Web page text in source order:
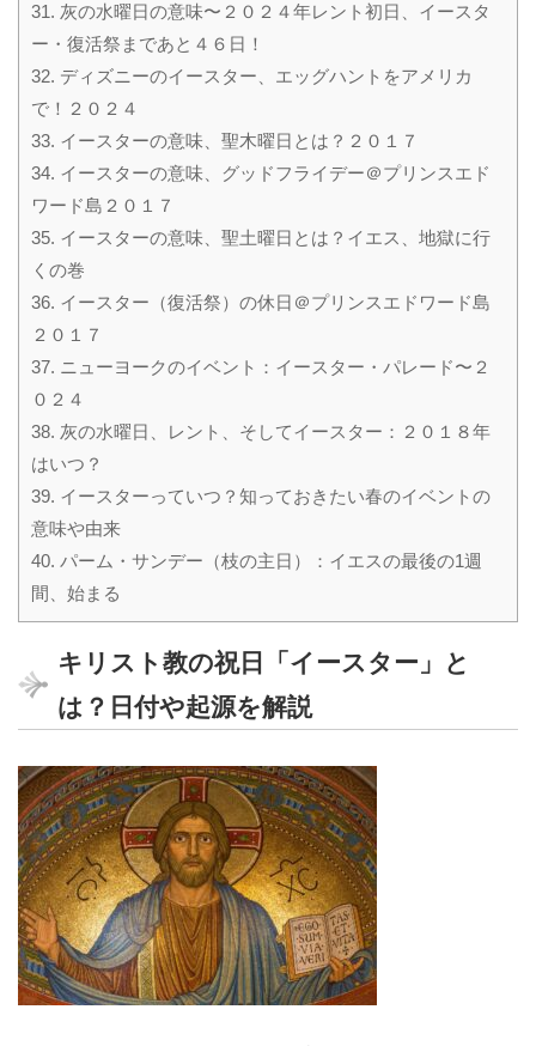
31. 灰の水曜日の意味〜２０２４年レント初日、イースタ
ー・復活祭まであと４６日！
32. ディズニーのイースター、エッグハントをアメリカ
で！２０２４
33. イースターの意味、聖木曜日とは？２０１７
34. イースターの意味、グッドフライデー＠プリンスエド
ワード島２０１７
35. イースターの意味、聖土曜日とは？イエス、地獄に行
くの巻
36. イースター（復活祭）の休日＠プリンスエドワード島
２０１７
37. ニューヨークのイベント：イースター・パレード〜２
０２４
38. 灰の水曜日、レント、そしてイースター：２０１８年
はいつ？
39. イースターっていつ？知っておきたい春のイベントの
意味や由来
40. パーム・サンデー（枝の主日）：イエスの最後の1週
間、始まる
キリスト教の祝日「イースター」と
は？日付や起源を解説